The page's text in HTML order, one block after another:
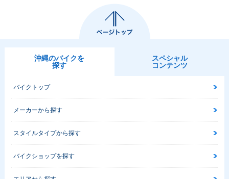
沖縄のバイクを
探す
スペシャル
コンテンツ
バイクトップ
メーカーから探す
スタイルタイプから探す
バイクショップを探す